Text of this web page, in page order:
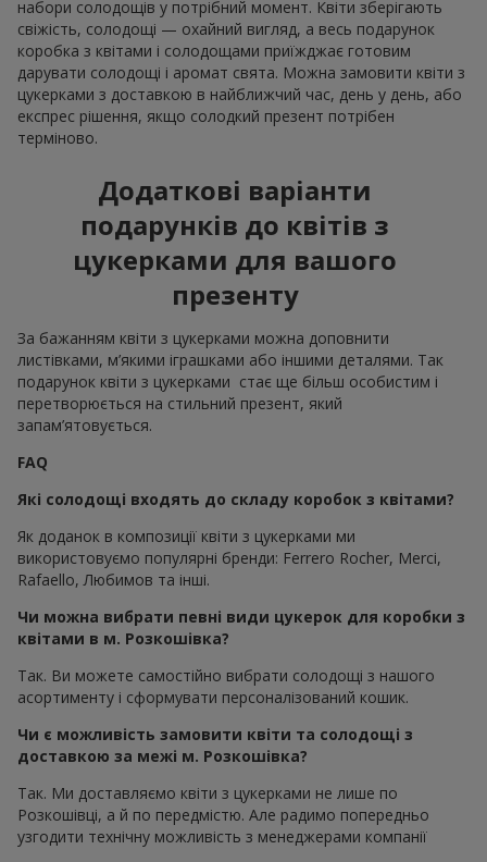
набори солодощів у потрібний момент. Квіти зберігають
свіжість, солодощі — охайний вигляд, а весь подарунок
коробка з квітами і солодощами приїжджає готовим
дарувати солодощі і аромат свята. Можна замовити квіти з
цукерками з доставкою в найближчий час, день у день, або
експрес рішення, якщо солодкий презент потрібен
терміново.
Додаткові варіанти
подарунків до квітів з
цукерками для вашого
презенту
За бажанням квіти з цукерками можна доповнити
листівками, м’якими іграшками або іншими деталями. Так
подарунок квіти з цукерками стає ще більш особистим і
перетворюється на стильний презент, який
запам’ятовується.
FAQ
Які солодощі входять до складу коробок з квітами?
Як доданок в композиції квіти з цукерками ми
використовуємо популярні бренди: Ferrero Rocher, Merci,
Rafaello, Любимов та інші.
Чи можна вибрати певні види цукерок для коробки з
квітами в м. Розкошівка?
Так. Ви можете самостійно вибрати солодощі з нашого
асортименту і сформувати персоналізований кошик.
Чи є можливість замовити квіти та солодощі з
доставкою за межі м. Розкошівка?
Так. Ми доставляємо квіти з цукерками не лише по
Розкошівці, а й по передмістю. Але радимо попередньо
узгодити технічну можливість з менеджерами компанії